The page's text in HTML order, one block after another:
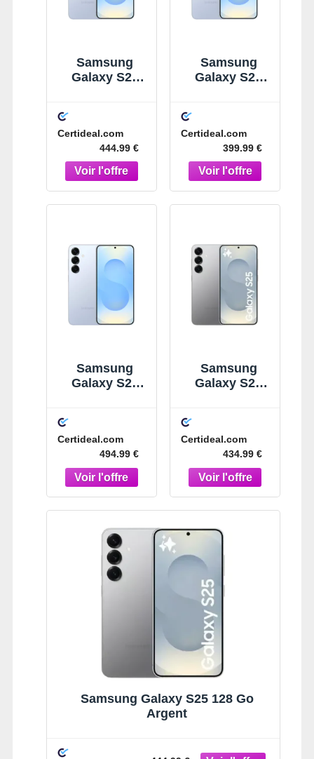
Samsung
Galaxy S25
Certideal.com
444.99 €
Samsung
Galaxy S25
Certideal.com
399.99 €
Samsung
Galaxy S25
Certideal.com
494.99 €
Samsung
Galaxy S25
Certideal.com
434.99 €
Samsung Galaxy S25 128 Go
Argent